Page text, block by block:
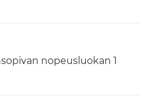
nopeusluokan 1